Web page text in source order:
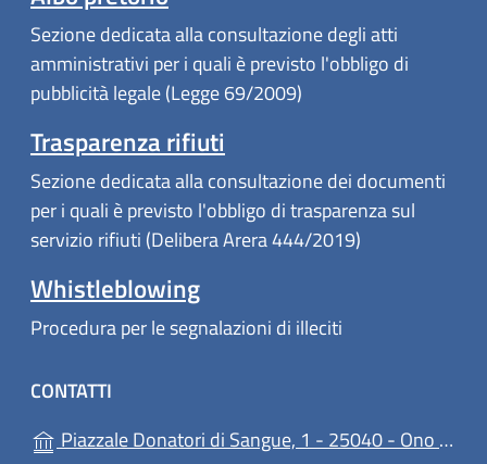
Sezione dedicata alla consultazione degli atti
amministrativi per i quali è previsto l'obbligo di
pubblicità legale (Legge 69/2009)
Trasparenza rifiuti
Sezione dedicata alla consultazione dei documenti
per i quali è previsto l'obbligo di trasparenza sul
servizio rifiuti (Delibera Arera 444/2019)
Whistleblowing
Procedura per le segnalazioni di illeciti
CONTATTI
Piazzale Donatori di Sangue, 1 - 25040 - Ono San Pietro